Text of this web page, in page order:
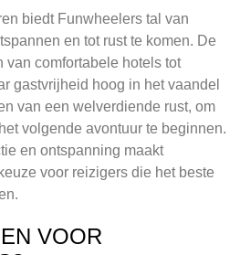
biedt Funwheelers tal van
en tot rust te komen. De
van comfortabele hotels tot
gastvrijheid hoog in het vaandel
van een welverdiende rust, om
volgende avontuur te beginnen.
en ontspanning maakt
voor reizigers die het beste
VOOR